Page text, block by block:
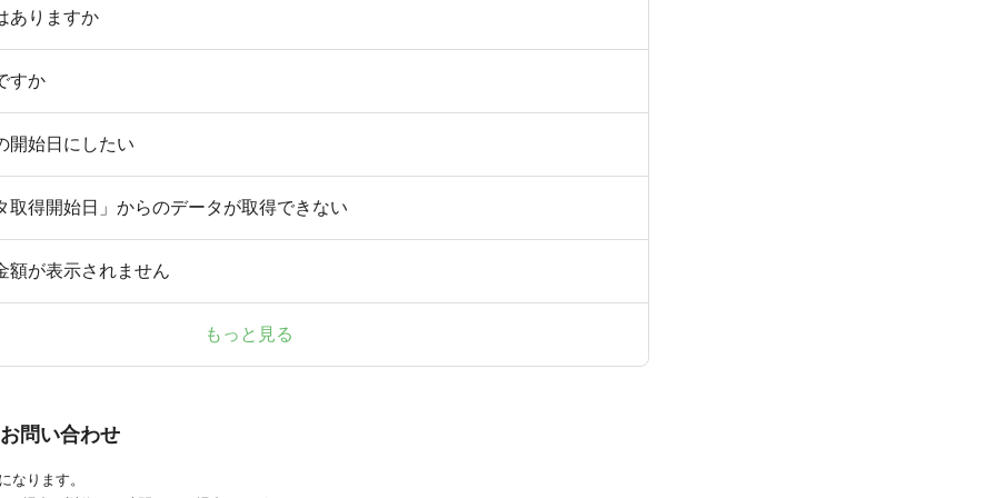
ありますか
すか
開始日にしたい
取得開始日」からのデータが取得できない
額が表示されません
もっと見る
問い合わせ
なります。